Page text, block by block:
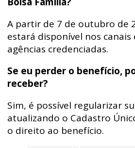
A partir de 7 de outubro de
estará disponível nos canais
agências credenciadas.
Se eu perder o benefício,
receber?
Sim, é possível regularizar
atualizando o Cadastro
o direito ao benefício.